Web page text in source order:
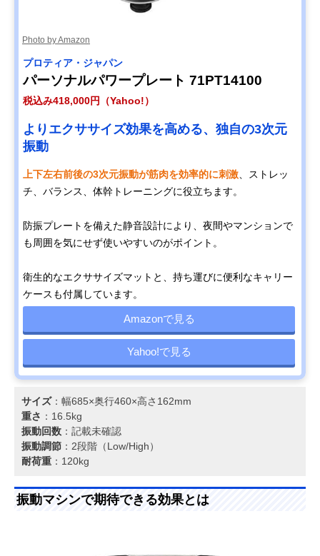
Photo by Amazon
プロティア・ジャパン
パーソナルパワープレート 71PT14100
税込み418,000円（Yahoo!）
よりエクササイズ効果を高める、独自の3次元
振動
上下左右前後の3次元振動が筋肉を効率的に刺激 、ストレッ
チ、バランス、体幹トレーニングに役立ちます。
防振プレートを備えた静音設計により、夜間やマンションで
も周囲を気にせず使いやすいのがポイント。
衛生的なエクササイズマットと、持ち運びに便利なキャリー
ケースも付属しています。
Amazonで見る
Yahoo!で見る
サイズ：幅685×奥行460×高さ162mm
重さ ：16.5kg
振動回数 ：記載未確認
振動調節 ：2段階（Low/High）
耐荷重 ：120kg
振動マシンで期待できる効果とは